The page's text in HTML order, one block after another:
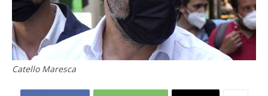
Catello Maresca